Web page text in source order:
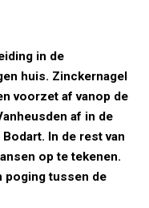
in de
huis. Zinckernagel
voorzet af vanop de
af in de
In de rest van
op te tekenen.
poging tussen de